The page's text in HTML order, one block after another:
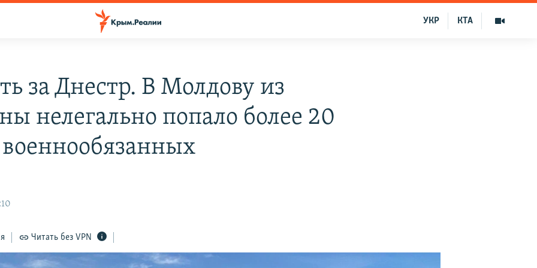
КТА
УКР
за Днестр. В Молдову из
нелегально попало более 20
Читать без VPN